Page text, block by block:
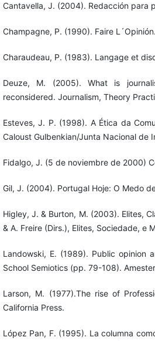
Cantavella, J. (2004). Redacción para
Champagne, P. (1990). Faire
Charaudeau, P. (1983). Langage et
Deuze, M. (2005). What is
reconsidered. Journalism, Theory
Esteves, J. P. (1998). A Ética da
Caloust Gulbenkian/Junta Nacional de
Fidalgo, J. (5 de noviembre de 2000)
Gil, J. (2004). Portugal Hoje: O Medo
Higley, J. & Burton, M. (2003). Elites,
& A. Freire (Dirs.), Elites, Sociedade, e
Landowski, E. (1989). Public opinion
School Semiotics (pp. 79-108).
Larson, M. (1977).The rise of
California Press.
López Pan, F. (1995). La columna